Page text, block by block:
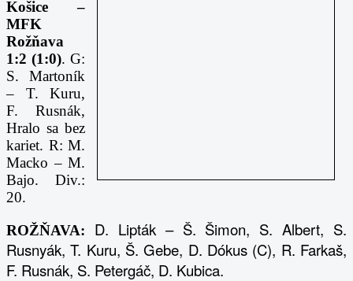
Košice –
MFK
Rožňava
1:2 (1:0). G:
S. Martoník
– T. Kuru,
F. Rusnák,
Hralo sa bez
kariet. R: M.
Macko – M.
Bajo. Div.:
20.
ROŽŇAVA:
D. Lipták – Š. Šimon, S. Albert, S.
Rusnyák, T. Kuru, Š. Gebe, D. Dókus (C), R. Farkaš,
F. Rusnák, S. Petergáč, D. Kubica.